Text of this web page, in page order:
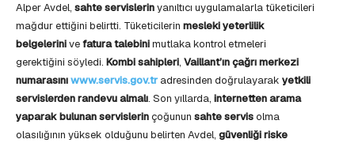
Alper Avdel, sahte servislerinyanıltıcı uygulamalarla tüketicileri
mağdur ettiğini belirtti. Tüketicilerin mesleki yeterlilik
belgelerinivefatura talebinimutlaka kontrol etmeleri
gerektiğini söyledi. Kombi sahipleri, Vaillant’ın çağrı merkezi
numarasınıwww.servis.gov.tr adresinden doğrulayarak yetkili
servislerden randevu almalı. Son yıllarda, internetten arama
yaparak bulunan servislerinçoğunun sahte servisolma
olasılığının yüksek olduğunu belirten Avdel, güvenliği riske